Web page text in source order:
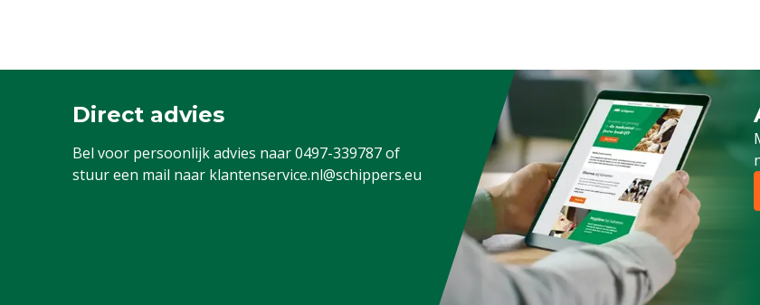
Direct advies
Bel voor persoonlijk advies naar0497-339787of
stuur een mail naar klantenservice.nl@schippers.eu